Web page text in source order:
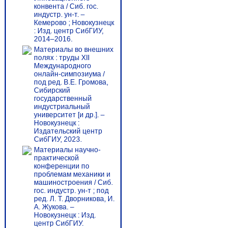
конвента / Сиб. гос.
индустр. ун-т. –
Кемерово ; Новокузнецк
: Изд. центр СибГИУ,
2014–2016.
Материалы во внешних
полях : труды XII
Международного
онлайн-симпозиума /
под ред. В.Е. Громова,
Сибирский
государственный
индустриальный
университет [и др.]. –
Новокузнецк :
Издательский центр
СибГИУ, 2023.
Материалы научно-
практической
конференции по
проблемам механики и
машиностроения / Сиб.
гос. индустр. ун-т ; под
ред. Л. Т. Дворникова, И.
А. Жукова. –
Новокузнецк : Изд.
центр СибГИУ.